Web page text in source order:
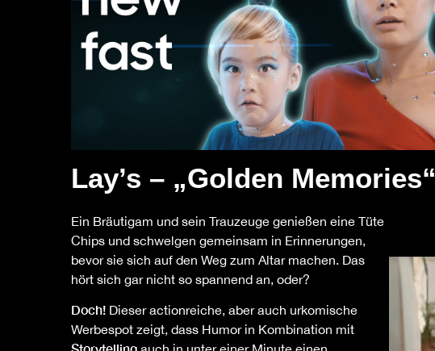
Lay’s – „Golden Memories“
Ein Bräutigam und sein Trauzeuge genießen eine Tüte
Chips und schwelgen gemeinsam in Erinnerungen,
bevor sie sich auf den Weg zum Altar machen. Das
hört sich gar nicht so spannend an, oder?
Doch! Dieser actionreiche, aber auch urkomische
Werbespot zeigt, dass Humor in Kombination mit